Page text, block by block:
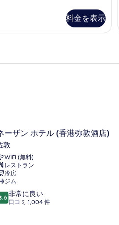
料金を表示
)督教青年會 - 港青)
ーザン ホテル (香港弥敦酒店)
敦
WiFi (無料)
レストラン
冷房
ジム
非常に良い
口コミ 1,004 件
ザン ホテル (香港弥敦酒店)